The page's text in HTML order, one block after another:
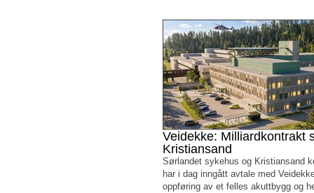
Veidekke: Milliardkontrakt
Kristiansand
Sørlandet sykehus og Kristiansand
har i dag inngått avtale med
oppføring av et felles akuttbygg og